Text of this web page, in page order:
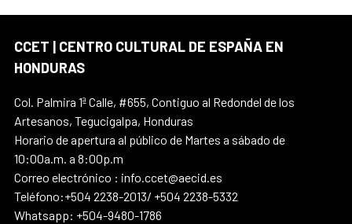
CCET | CENTRO CULTURAL DE ESPAÑA EN
HONDURAS
Col. Palmira 1ª Calle, #655, Contiguo al Redondel de los
Artesanos, Tegucigalpa, Honduras
Horario de apertura al público de Martes a sábado de
10:00a.m. a 8:00p.m
Correo electrónico : info.ccet@aecid.es
Teléfono:+504 2238-2013/ +504 2238-5332
Whatsapp: +504-9480-1786